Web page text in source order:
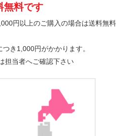
無料です
円以上のご購入の場合は送料無料
き1,000円がかかります。
担当者へご確認下さい